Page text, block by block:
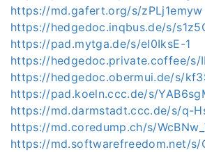
https://md.gafert.org/s/zPLj1emyw
https://hedgedoc.inqbus.de/s/
https://pad.mytga.de/s/eI0IksE-1
https://hedgedoc.private.coffee/s/
https://hedgedoc.obermui.de/s/
https://pad.koeln.ccc.de/s/
https://md.darmstadt.ccc.de/s/q-
https://md.coredump.ch/s/
https://md.softwarefreedom.net/s/